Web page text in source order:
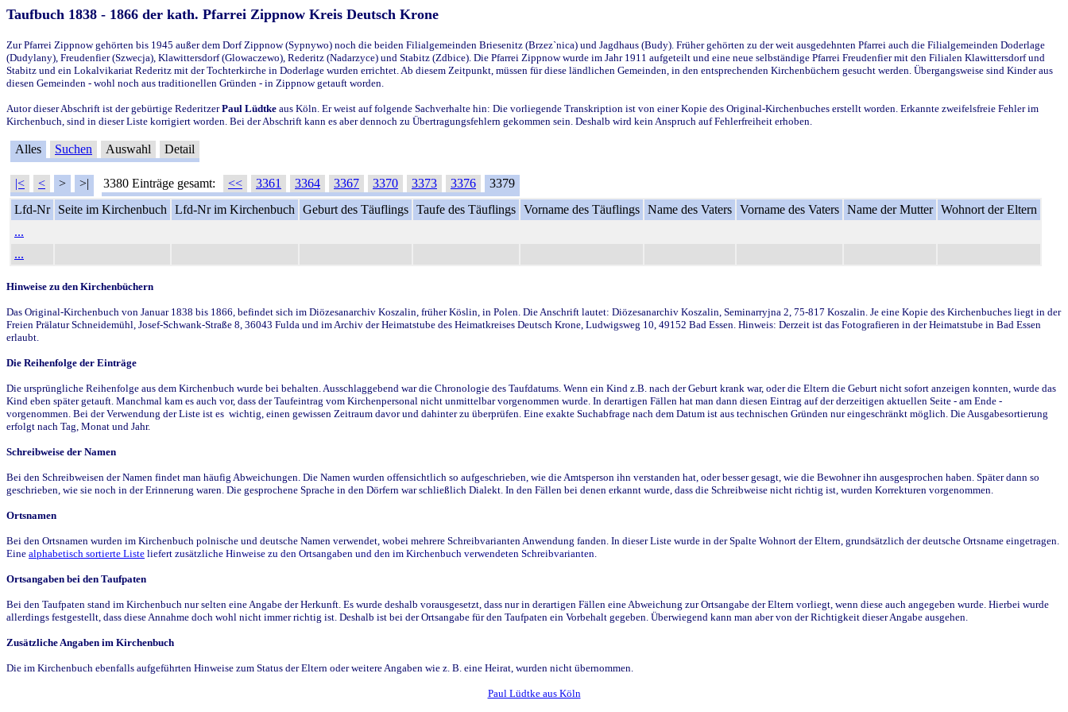
Taufbuch 1838 - 1866 der kath. Pfarrei Zippnow Kreis Deutsch Krone
Zur Pfarrei Zippnow gehörten bis 1945 außer dem Dorf Zippnow (Sypnywo) noch die beiden Filialgemeinden Briesenitz (Brzez`nica) und Jagdhaus (Budy). Früher gehörten zu der weit ausgedehnten Pfarrei auch die Filialgemeinden Doderlage
(Dudylany), Freudenfier (Szwecja), Klawittersdorf (Glowaczewo), Rederitz (Nadarzyce) und Stabitz (Zdbice). Die Pfarrei Zippnow wurde im Jahr 1911 aufgeteilt und eine neue selbständige Pfarrei Freudenfier mit den Filialen Klawittersdorf und
Stabitz und ein Lokalvikariat Rederitz mit der Tochterkirche in Doderlage wurden errichtet. Ab diesem Zeitpunkt, müssen für diese ländlichen Gemeinden, in den entsprechenden Kirchenbüchern gesucht werden. Übergangsweise sind Kinder aus
diesen Gemeinden - wohl noch aus traditionellen Gründen - in Zippnow getauft worden.
Autor dieser Abschrift ist der gebürtige RederitzerPaul Lüdtke aus Köln. Er weist auf folgende Sachverhalte hin: Die vorliegende Transkription ist von einer Kopie des Original-Kirchenbuches erstellt worden. Erkannte zweifelsfreie Fehler im
Kirchenbuch, sind in dieser Liste korrigiert worden. Bei der Abschrift kann es aber dennoch zu Übertragungsfehlern gekommen sein. Deshalb wird kein Anspruch auf Fehlerfreiheit erhoben.
Alles Suchen Auswahl Detail
|< < > >| 3380 Einträge gesamt: << 3361 3364 3367 3370 3373 3376
3379
Lfd-Nr
Seite im Kirchenbuch Lfd-Nr im Kirchenbuch Geburt des Täuflings Taufe des Täuflings Vorname des Täuflings Name des Vaters Vorname des Vaters Name der Mutter Wohnort der Eltern
...
...
Hinweise zu den Kirchenbüchern
Das Original-Kirchenbuch von Januar 1838 bis 1866, befindet sich im Diözesanarchiv Koszalin, früher Köslin, in Polen. Die Anschrift lautet: Diözesanarchiv Koszalin, Seminarryjna 2, 75-817 Koszalin. Je eine Kopie des Kirchenbuches liegt in der
Freien Prälatur Schneidemühl, Josef-Schwank-Straße 8, 36043 Fulda und im Archiv der Heimatstube des Heimatkreises Deutsch Krone, Ludwigsweg 10, 49152 Bad Essen. Hinweis: Derzeit ist das Fotografieren in der Heimatstube in Bad Essen
erlaubt.
Die Reihenfolge der Einträge
Die ursprüngliche Reihenfolge aus dem Kirchenbuch wurde bei behalten. Ausschlaggebend war die Chronologie des Taufdatums. Wenn ein Kind z.B. nach der Geburt krank war, oder die Eltern die Geburt nicht sofort anzeigen konnten, wurde das
Kind eben später getauft. Manchmal kam es auch vor, dass der Taufeintrag vom Kirchenpersonal nicht unmittelbar vorgenommen wurde. In derartigen Fällen hat man dann diesen Eintrag auf der derzeitigen aktuellen Seite - am Ende -
vorgenommen. Bei der Verwendung der Liste ist es wichtig, einen gewissen Zeitraum davor und dahinter zu überprüfen. Eine exakte Suchabfrage nach dem Datum ist aus technischen Gründen nur eingeschränkt möglich. Die Ausgabesortierung
erfolgt nach Tag, Monat und Jahr.
Schreibweise der Namen
Bei den Schreibweisen der Namen findet man häufig Abweichungen. Die Namen wurden offensichtlich so aufgeschrieben, wie die Amtsperson ihn verstanden hat, oder besser gesagt, wie die Bewohner ihn ausgesprochen haben. Später dann so
geschrieben, wie sie noch in der Erinnerung waren. Die gesprochene Sprache in den Dörfern war schließlich Dialekt. In den Fällen bei denen erkannt wurde, dass die Schreibweise nicht richtig ist, wurden Korrekturen vorgenommen.
Ortsnamen
Bei den Ortsnamen wurden im Kirchenbuch polnische und deutsche Namen verwendet, wobei mehrere Schreibvarianten Anwendung fanden. In dieser Liste wurde in der Spalte Wohnort der Eltern, grundsätzlich der deutsche Ortsname eingetragen.
Eine alphabetisch sortierte Liste liefert zusätzliche Hinweise zu den Ortsangaben und den im Kirchenbuch verwendeten Schreibvarianten.
Ortsangaben bei den Taufpaten
Bei den Taufpaten stand im Kirchenbuch nur selten eine Angabe der Herkunft. Es wurde deshalb vorausgesetzt, dass nur in derartigen Fällen eine Abweichung zur Ortsangabe der Eltern vorliegt, wenn diese auch angegeben wurde. Hierbei wurde
allerdings festgestellt, dass diese Annahme doch wohl nicht immer richtig ist. Deshalb ist bei der Ortsangabe für den Taufpaten ein Vorbehalt gegeben. Überwiegend kann man aber von der Richtigkeit dieser Angabe ausgehen.
Zusätzliche Angaben im Kirchenbuch
Die im Kirchenbuch ebenfalls aufgeführten Hinweise zum Status der Eltern oder weitere Angaben wie z. B. eine Heirat, wurden nicht übernommen.
Paul Lüdtke aus Köln